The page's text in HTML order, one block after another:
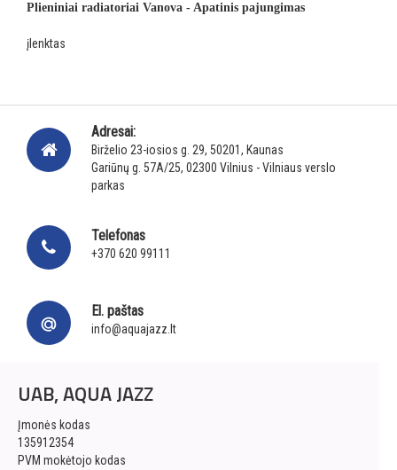
Plieniniai radiatoriai Vanova - Apatinis pajungimas
įlenktas
Adresai:
Birželio 23-iosios g. 29, 50201, Kaunas
Gariūnų g. 57A/25, 02300 Vilnius - Vilniaus verslo
parkas
Telefonas
+370 620 99111
El. paštas
info@aquajazz.lt
UAB, AQUA JAZZ
Įmonės kodas
135912354
PVM mokėtojo kodas